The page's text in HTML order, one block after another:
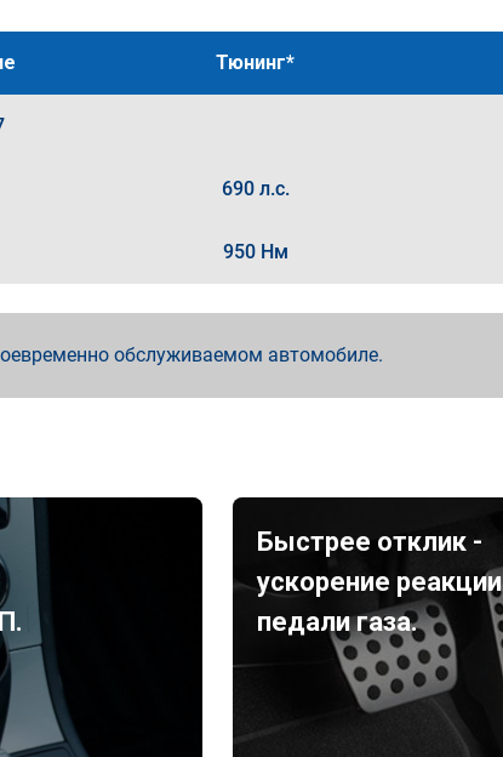
Тюнинг*
690 л.с.
950 Нм
обслуживаемом автомобиле.
Быстрее отклик -
ускорение реакции
педали газа.